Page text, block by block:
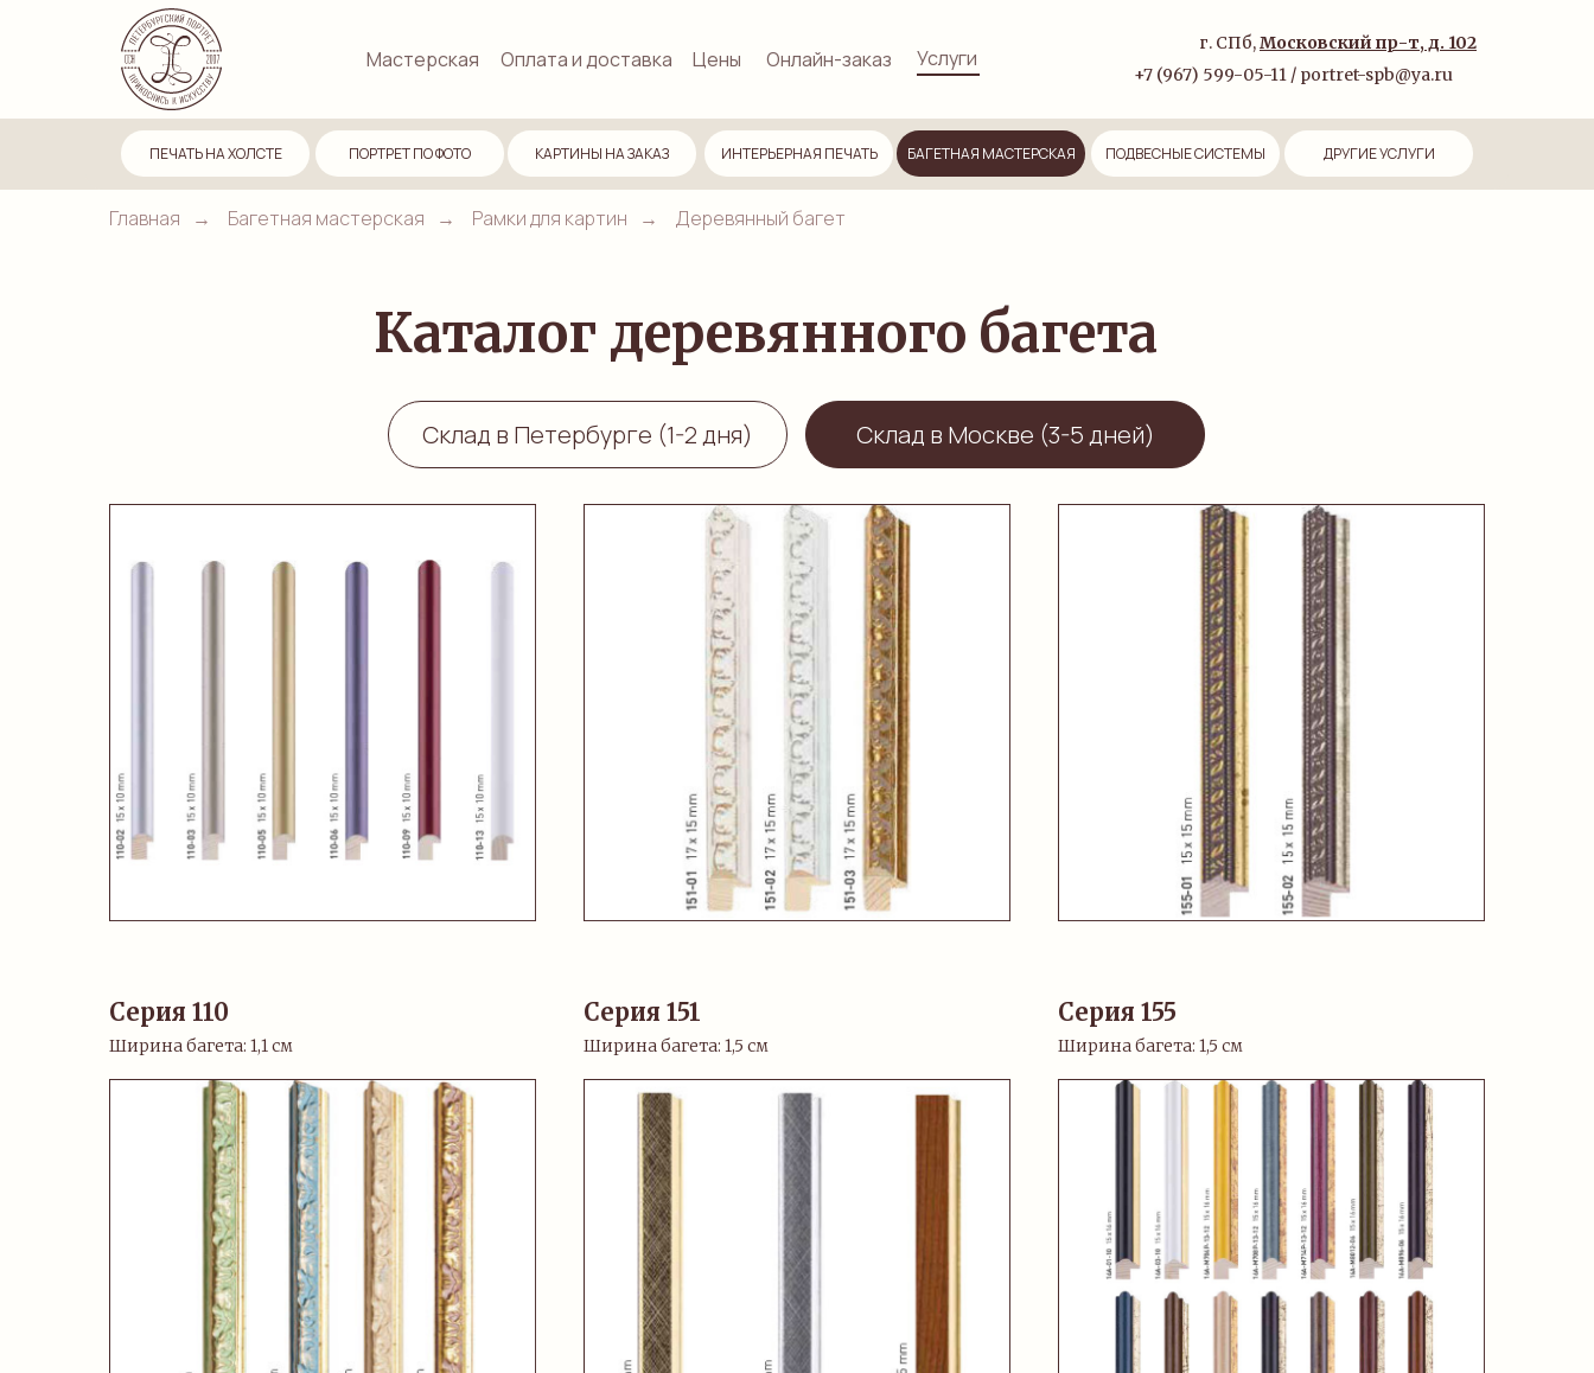
Онлайн-заказ
Цены
Оплата и доставка
+7 (967) 599-05-11 / portret-spb@ya.ru
г. СПб,Московский пр-т, д. 102
Мастерская Услуги
ПЕЧАТЬ НА ХОЛСТЕ ДРУГИЕ УСЛУГИ
ПОРТРЕТ ПО ФОТО КАРТИНЫ НА ЗАКАЗ ИНТЕРЬЕРНАЯ ПЕЧАТЬ БАГЕТНАЯ МАСТЕРСКАЯ ПОДВЕСНЫЕ СИСТЕМЫ
Главная → Багетная мастерская → Рамки для картин → Деревянный багет
Каталог деревянного багета
Склад в Петербурге (1-2 дня) Склад в Москве (3-5 дней)
Серия 110
Ширина багета: 1,1 см
Серия 151
Ширина багета: 1,5 см
Серия 155
Ширина багета: 1,5 см